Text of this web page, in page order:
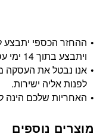
ההחזר הכספי
ויתבצע בתוך 14 ימי עסקים מרגע החזרתו.
אנו נבטל את העסקה
לפנות אליה ישירות.
האחריות שלכם הינה
מוצרים נוספים